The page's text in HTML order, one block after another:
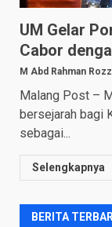
UM Gelar
Cabor
M Abd Rahman
Malang Post –
bersejarah bagi
sebagai...
Selengkapnya
BERITA